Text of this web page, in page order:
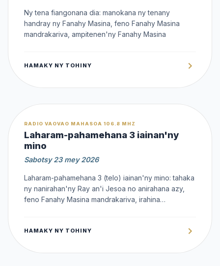
Ny tena fiangonana dia: manokana ny tenany
handray ny Fanahy Masina, feno Fanahy Masina
mandrakariva, ampitenen'ny Fanahy Masina
HAMAKY NY TOHINY
RADIO VAOVAO MAHASOA 106.8 MHZ
Laharam-pahamehana 3 iainan'ny
mino
Sabotsy 23 mey 2026
Laharam-pahamehana 3 (telo) iainan'ny mino: tahaka
ny nanirahan'ny Ray an'i Jesoa no anirahana azy,
feno Fanahy Masina mandrakariva, irahina
HAMAKY NY TOHINY